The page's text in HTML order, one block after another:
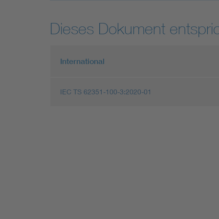
Dieses Dokument
International
IEC TS 62351-100-3:2020-01